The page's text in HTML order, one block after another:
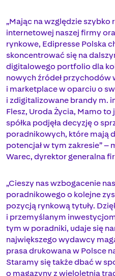
„Mając na względzie szybko
internetowej naszej firmy
rynkowe, Edipresse Polska
skoncentrować się na
digitalowego portfolio dla
nowych źródeł
i marketplace w oparciu o
i zdigitalizowane brandy m.
Flesz, Uroda Życia, Mamo
spółka podjęła decyzję o
poradnikowych, które mają
potencjał w tym zakresie”
Warec, dyrektor generalna
„Cieszy nas wzbogacenie
poradnikowego o kolejne
pozycją rynkową tytuły.
i przemyślanym
tym w poradniki, udaje się
największego wydawcy
prasa drukowana w Polsce
Staramy się także dbać w
o magazyny z wieloletnią